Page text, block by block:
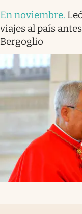
En noviembre.
viajes al país
Bergoglio